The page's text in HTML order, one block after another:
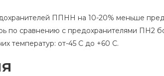
ППНН на 10-20% меньше
по сравнению с предохранителями ПН2
температур: от-45 С до +60 С.